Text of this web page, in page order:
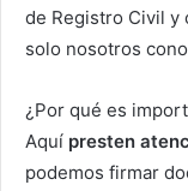
de Registro Civil y
solo nosotros
¿Por qué es
Aquí presten
podemos firmar